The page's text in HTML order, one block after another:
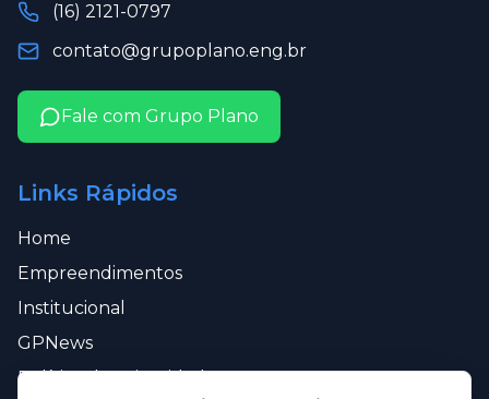
(16) 2121-0797
contato@grupoplano.eng.br
Fale com Grupo Plano
Links Rápidos
Home
Empreendimentos
Institucional
GPNews
Política de Privacidade